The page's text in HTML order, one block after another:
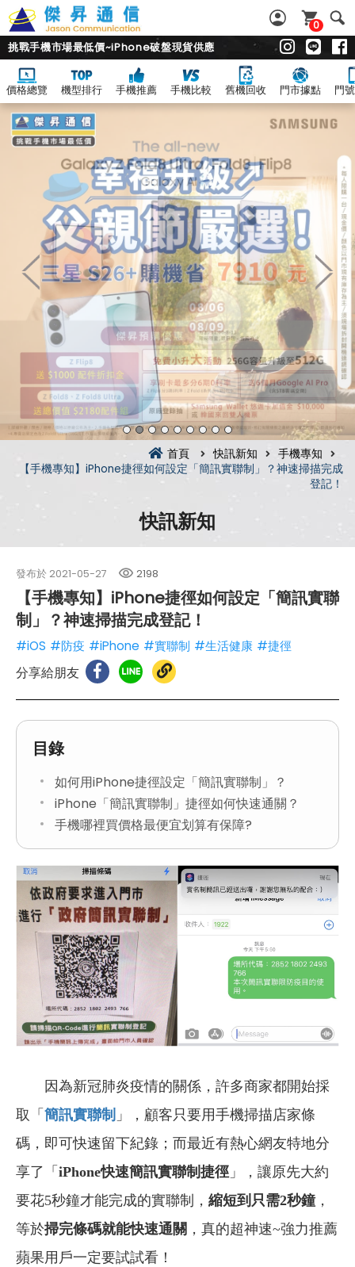
0
挑戰手機市場最低價~iPhone破盤現貨供應
價格總覽 機型排行 手機推薦 手機比較 舊機回收 門市據點 門
首頁 快訊新知
手機專知
【手機專知】iPhone捷徑如何設定「簡訊實聯制」？神速掃描完成
登記！
快訊新知
發布於 2021-05-27 2198
【手機專知】iPhone捷徑如何設定「簡訊實聯
制」？神速掃描完成登記！
#iOS #防疫 #iPhone #實聯制 #生活健康 #捷徑
分享給朋友
目錄
如何用iPhone捷徑設定「簡訊實聯制」？
iPhone「簡訊實聯制」捷徑如何快速通關？
手機哪裡買價格最便宜划算有保障?
因為新冠肺炎疫情的關係，許多商家都開始採
取「 簡訊實聯制 」，顧客只要用手機掃描店家條
碼，即可快速留下紀錄；而最近有熱心網友特地分
享了「 iPhone快速簡訊實聯制捷徑 」，讓原先大約
要花5秒鐘才能完成的實聯制， 縮短到只需2秒鐘，
等於掃完條碼就能快速通關 ，真的超神速~強力推薦
蘋果用戶一定要試試看！